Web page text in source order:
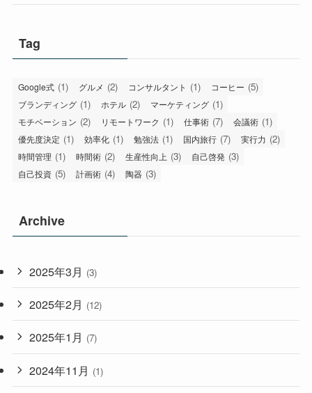
Tag
Google式 (1) グルメ (2) コンサルタント (1) コーヒー (5)
ブランディング (1) ホテル (2) マーケティング (1)
モチベーション (2) リモートワーク (1) 仕事術 (7) 会議術 (1)
優先度決定 (1) 効率化 (1) 勉強法 (1) 国内旅行 (7) 実行力 (2)
時間管理 (1) 時間術 (2) 生産性向上 (3) 自己啓発 (3)
自己投資 (5) 計画術 (4) 陶器 (3)
Archive
2025年3月 (3)
2025年2月 (12)
2025年1月 (7)
2024年11月 (1)